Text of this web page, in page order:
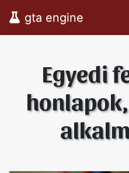
gta engine
Egyedi